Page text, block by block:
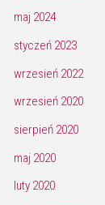
maj 2024
styczeń 2023
wrzesień 2022
wrzesień 2020
sierpień 2020
maj 2020
luty 2020